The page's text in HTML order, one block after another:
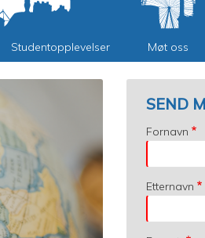
Studentopplevelser Møt oss
SEND
Fornavn
Etternavn